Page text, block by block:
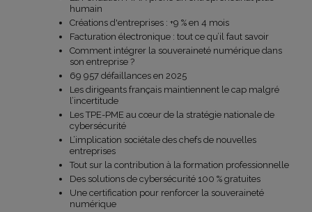
humain
Créations d'entreprises : +9 % en 4 mois
Facturation électronique : tout ce qu’il faut savoir
Comment intégrer la souveraineté numérique dans
son entreprise ?
69 957 défaillances en 2025
Les dirigeants français maintiennent le cap malgré
l’incertitude
Les TPE-PME au cœur de la stratégie nationale de
cybersécurité
L’implication sociétale des chefs de nouvelles
entreprises
Tout sur la contribution à la formation professionnelle
Des solutions de cybersécurité 100 % gratuites
Une certification pour renforcer la souveraineté
numérique